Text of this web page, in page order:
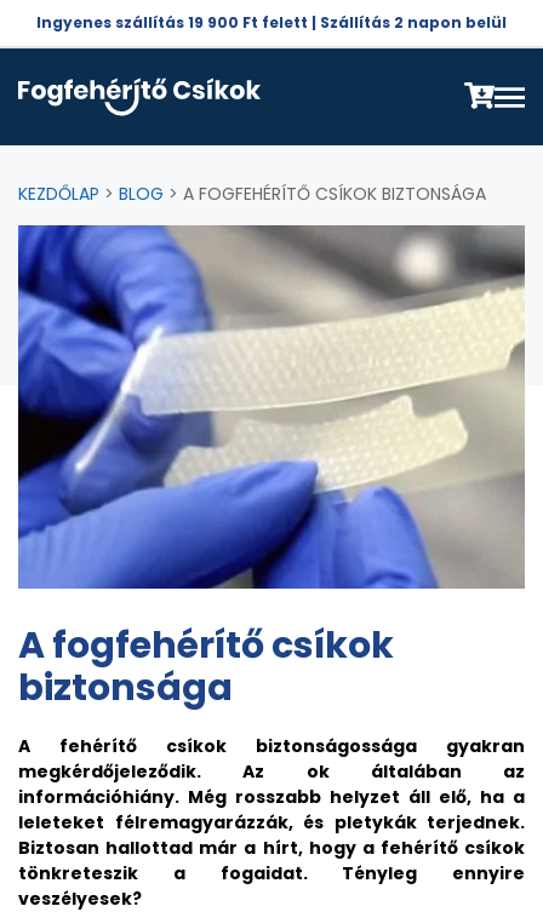
Ingyenes szállítás 19 900 Ft felett | Szállítás 2 napon belül
KEZDŐLAP > BLOG > A FOGFEHÉRÍTŐ CSÍKOK BIZTONSÁGA
A fogfehérítő csíkok
biztonsága
A fehérítő csíkok biztonságossága gyakran
megkérdőjeleződik. Az ok általában az
információhiány. Még rosszabb helyzet áll elő, ha a
leleteket félremagyarázzák, és pletykák terjednek.
Biztosan hallottad már a hírt, hogy a fehérítő csíkok
tönkreteszik a fogaidat. Tényleg ennyire
veszélyesek?